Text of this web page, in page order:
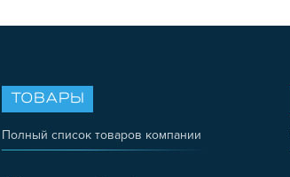
ТОВАРЫ
Полный список товаров компании